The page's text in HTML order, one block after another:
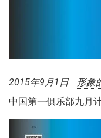
2015年9月1日 形象
中国第一俱乐部九月